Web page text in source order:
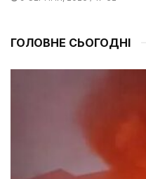
ГОЛОВНЕ СЬОГОДНІ